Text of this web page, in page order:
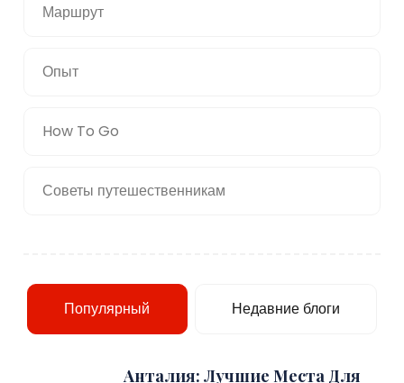
Маршрут
Опыт
How To Go
Советы путешественникам
Популярный Недавние блоги
Анталия: Лучшие Места Для